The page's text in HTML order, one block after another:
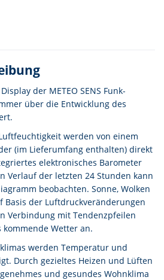
der METEO SENS Funk-
über die Entwicklung des
werden von einem
(im Lieferumfang enthalten) direkt
elektronisches Barometer
Verlauf der letzten 24 Stunden kann
beobachten. Sonne, Wolken
Basis der Luftdruckveränderungen
Verbindung mit Tendenzpfeilen
Wetter an.
werden Temperatur und
Durch gezieltes Heizen und Lüften
und gesundes Wohnklima